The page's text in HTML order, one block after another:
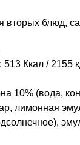
вторых блюд,
513 Ккал / 2155
10% (вода,
лимонная